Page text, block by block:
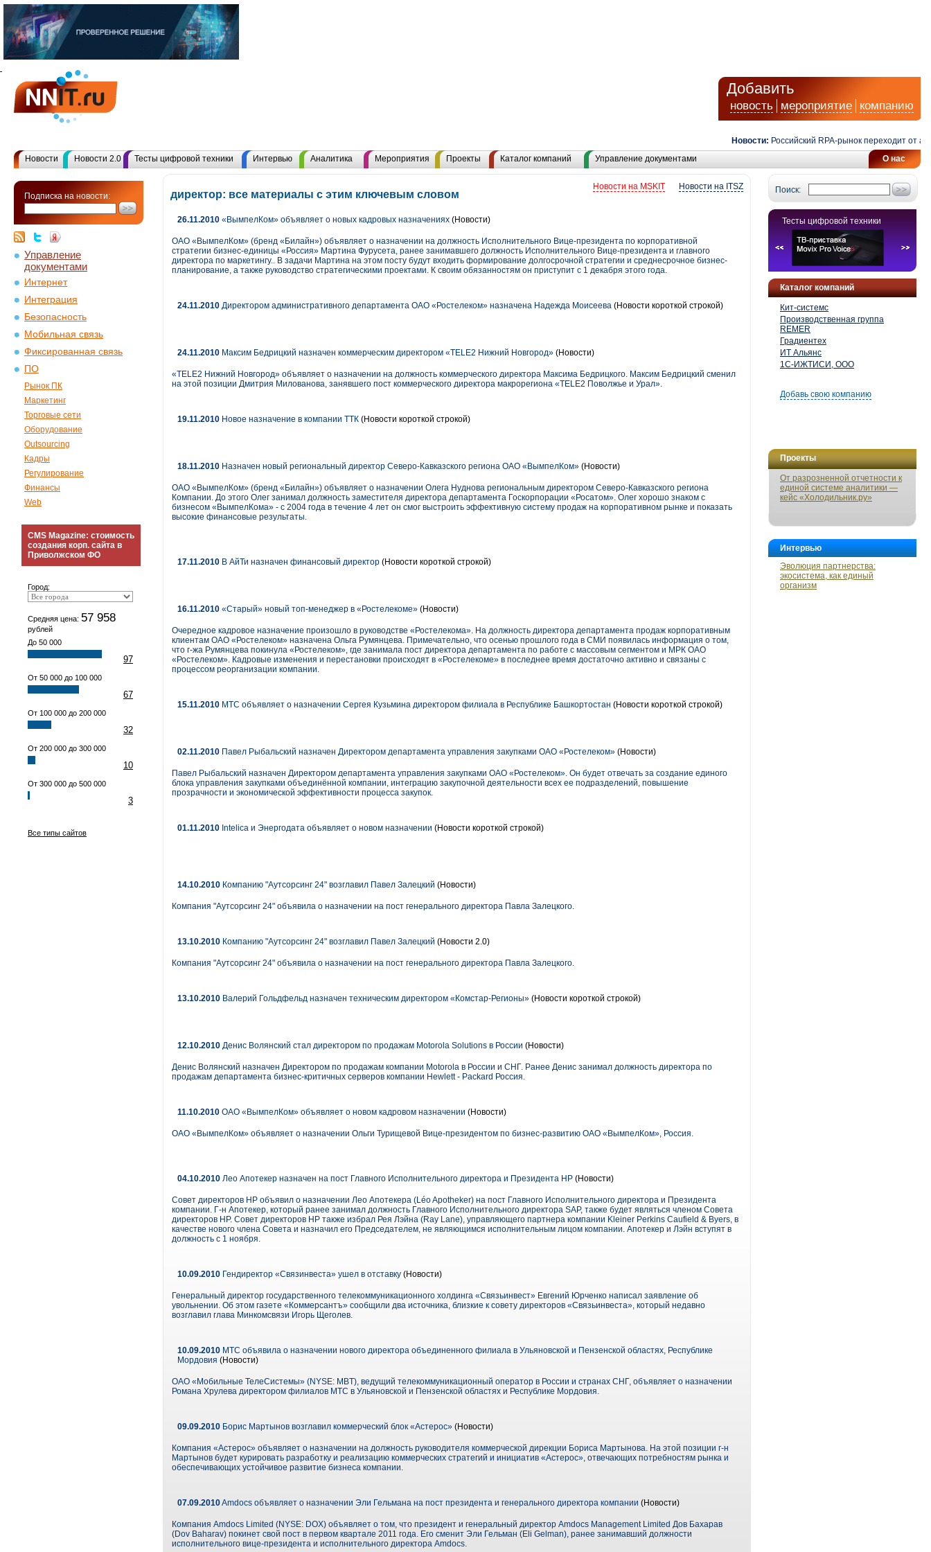
Добавить
новость мероприятие компанию
Новости: Российский RPA-рынок переходит от
О нас
Новости Новости 2.0 Тесты цифровой техники Интервью Аналитика Мероприятия Проекты Каталог компаний Управление документами
Подписка на новости:
Управление
документами
Интернет
Интеграция
Безопасность
Мобильная связь
Фиксированная связь
ПО
Рынок ПК
Маркетинг
Торговые сети
Оборудование
Outsourcing
Кадры
Регулирование
Финансы
Web
CMS Magazine: стоимость
создания корп. сайта в
Приволжском ФО
Город:
Средняя цена: 57 958
рублей
До 50 000
97
От 50 000 до 100 000
67
От 100 000 до 200 000
32
От 200 000 до 300 000
10
От 300 000 до 500 000
3
Все типы сайтов
Поиск:
Тесты цифровой техники
Каталог компаний
Кит-системс
Производственная группа
REMER
Градиентех
ИТ Альянс
1С-ИЖТИСИ, ООО
Добавь свою компанию
Проекты
От разрозненной отчетности к
единой системе аналитики —
кейс «Холодильник.ру»
Интервью
Эволюция партнерства:
экосистема, как единый
организм
Новости на ITSZ
Новости на MSKIT
директор: все материалы с этим ключевым словом
26.11.2010 «ВымпелКом» объявляет о новых кадровых назначениях (Новости)
ОАО «ВымпелКом» (бренд «Билайн») объявляет о назначении на должность Исполнительного Вице-президента по корпоративной
стратегии бизнес-единицы «Россия» Мартина Фурусета, ранее занимавшего должность Исполнительного Вице-президента и главного
директора по маркетингу.. В задачи Мартина на этом посту будут входить формирование долгосрочной стратегии и среднесрочное бизнес-
планирование, а также руководство стратегическими проектами. К своим обязанностям он приступит с 1 декабря этого года.
24.11.2010 Директором административного департамента ОАО «Ростелеком» назначена Надежда Моисеева (Новости короткой строкой)
24.11.2010 Максим Бедрицкий назначен коммерческим директором «TELE2 Нижний Новгород» (Новости)
«TELE2 Нижний Новгород» объявляет о назначении на должность коммерческого директора Максима Бедрицкого. Максим Бедрицкий сменил
на этой позиции Дмитрия Милованова, занявшего пост коммерческого директора макрорегиона «TELE2 Поволжье и Урал».
19.11.2010 Новое назначение в компании ТТК (Новости короткой строкой)
18.11.2010 Назначен новый региональный директор Северо-Кавказского региона ОАО «ВымпелКом» (Новости)
ОАО «ВымпелКом» (бренд «Билайн») объявляет о назначении Олега Нуднова региональным директором Северо-Кавказского региона
Компании. До этого Олег занимал должность заместителя директора департамента Госкорпорации «Росатом». Олег хорошо знаком с
бизнесом «ВымпелКома» - с 2004 года в течение 4 лет он смог выстроить эффективную систему продаж на корпоративном рынке и показать
высокие финансовые результаты.
17.11.2010 В АйТи назначен финансовый директор (Новости короткой строкой)
16.11.2010 «Старый» новый топ-менеджер в «Ростелекоме» (Новости)
Очередное кадровое назначение произошло в руководстве «Ростелекома». На должность директора департамента продаж корпоративным
клиентам ОАО «Ростелеком» назначена Ольга Румянцева. Примечательно, что осенью прошлого года в СМИ появилась информация о том,
что г-жа Румянцева покинула «Ростелеком», где занимала пост директора департамента по работе с массовым сегментом и МРК ОАО
«Ростелеком». Кадровые изменения и перестановки происходят в «Ростелекоме» в последнее время достаточно активно и связаны с
процессом реорганизации компании.
15.11.2010 МТС объявляет о назначении Сергея Кузьмина директором филиала в Республике Башкортостан (Новости короткой строкой)
02.11.2010 Павел Рыбальский назначен Директором департамента управления закупками ОАО «Ростелеком» (Новости)
Павел Рыбальский назначен Директором департамента управления закупками ОАО «Ростелеком». Он будет отвечать за создание единого
блока управления закупками объединённой компании, интеграцию закупочной деятельности всех ее подразделений, повышение
прозрачности и экономической эффективности процесса закупок.
01.11.2010 Intelica и Энергодата объявляет о новом назначении (Новости короткой строкой)
14.10.2010 Компанию "Аутсорсинг 24" возглавил Павел Залецкий (Новости)
Компания "Аутсорсинг 24" объявила о назначении на пост генерального директора Павла Залецкого.
13.10.2010 Компанию "Аутсорсинг 24" возглавил Павел Залецкий (Новости 2.0)
Компания "Аутсорсинг 24" объявила о назначении на пост генерального директора Павла Залецкого.
13.10.2010 Валерий Гольдфельд назначен техническим директором «Комстар-Регионы» (Новости короткой строкой)
12.10.2010 Денис Волянский стал директором по продажам Motorola Solutions в России (Новости)
Денис Волянский назначен Директором по продажам компании Motorola в России и СНГ. Ранее Денис занимал должность директора по
продажам департамента бизнес-критичных серверов компании Hewlett - Packard Россия.
11.10.2010 ОАО «ВымпелКом» объявляет о новом кадровом назначении (Новости)
ОАО «ВымпелКом» объявляет о назначении Ольги Турищевой Вице-президентом по бизнес-развитию ОАО «ВымпелКом», Россия.
04.10.2010 Лео Апотекер назначен на пост Главного Исполнительного директора и Президента HP (Новости)
Совет директоров HP объявил о назначении Лео Апотекера (Léo Apotheker) на пост Главного Исполнительного директора и Президента
компании. Г-н Апотекер, который ранее занимал должность Главного Исполнительного директора SAP, также будет являться членом Совета
директоров HP. Совет директоров НР также избрал Рея Лэйна (Ray Lane), управляющего партнера компании Kleiner Perkins Caufield & Byers, в
качестве нового члена Совета и назначил его Председателем, не являющимся исполнительным лицом компании. Апотекер и Лэйн вступят в
должность с 1 ноября.
10.09.2010 Гендиректор «Связинвеста» ушел в отставку (Новости)
Генеральный директор государственного телекоммуникационного холдинга «Связьинвест» Евгений Юрченко написал заявление об
увольнении. Об этом газете «Коммерсантъ» сообщили два источника, близкие к совету директоров «Связьинвеста», который недавно
возглавил глава Минкомсвязи Игорь Щеголев.
10.09.2010 МТС объявила о назначении нового директора объединенного филиала в Ульяновской и Пензенской областях, Республике
Мордовия (Новости)
ОАО «Мобильные ТелеСистемы» (NYSE: MBT), ведущий телекоммуникационный оператор в России и странах СНГ, объявляет о назначении
Романа Хрулева директором филиалов МТС в Ульяновской и Пензенской областях и Республике Мордовия.
09.09.2010 Борис Мартынов возглавил коммерческий блок «Астерос» (Новости)
Компания «Астерос» объявляет о назначении на должность руководителя коммерческой дирекции Бориса Мартынова. На этой позиции г-н
Мартынов будет курировать разработку и реализацию коммерческих стратегий и инициатив «Астерос», отвечающих потребностям рынка и
обеспечивающих устойчивое развитие бизнеса компании.
07.09.2010Amdocs объявляет о назначении Эли Гельмана на пост президента и генерального директора компании (Новости)
Компания Amdocs Limited (NYSE: DOX) объявляет о том, что президент и генеральный директор Amdocs Management Limited Дов Бахарав
(Dov Baharav) покинет свой пост в первом квартале 2011 года. Его сменит Эли Гельман (Eli Gelman), ранее занимавший должности
исполнительного вице-президента и исполнительного директора Amdocs.